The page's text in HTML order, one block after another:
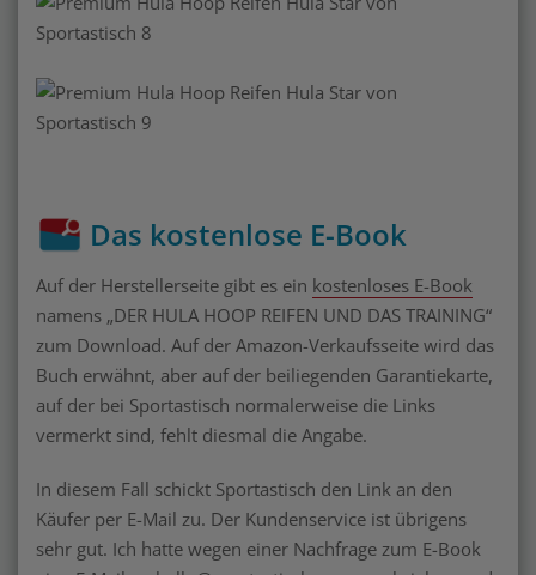
Das kostenlose E-Book
Auf der Herstellerseite gibt es ein kostenloses E-Book
namens „DER HULA HOOP REIFEN UND DAS TRAINING“
zum Download. Auf der Amazon-Verkaufsseite wird das
Buch erwähnt, aber auf der beiliegenden Garantiekarte,
auf der bei Sportastisch normalerweise die Links
vermerkt sind, fehlt diesmal die Angabe.
In diesem Fall schickt Sportastisch den Link an den
Käufer per E-Mail zu. Der Kundenservice ist übrigens
sehr gut. Ich hatte wegen einer Nachfrage zum E-Book